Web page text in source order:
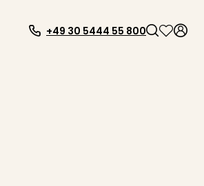
+49 30 5444 55 800